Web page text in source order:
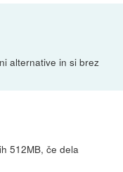
alternative in si brez
512MB, če dela